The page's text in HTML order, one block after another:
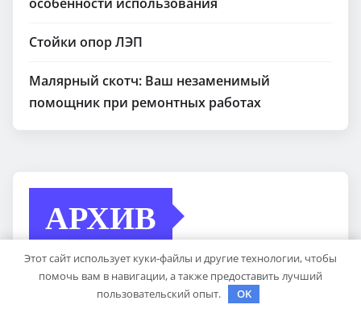
Стойки опор ЛЭП
Малярный скотч: Ваш незаменимый
помощник при ремонтных работах
АРХИВ
Май 2026
Этот сайт использует куки-файлы и другие технологии, чтобы
помочь вам в навигации, а также предоставить лучший
пользовательский опыт.
OK